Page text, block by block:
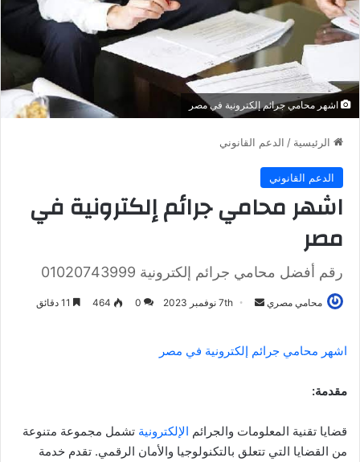
اشهر محامي جرائم إلكترونية في مصر
الرئيسية / الدعم القانوني
الدعم القانوني
اشهر محامي جرائم إلكترونية في
مصر
رقم أفضل محامي جرائم إلكترونية 01020743999
محامي مصري
أرسل 7th نوفمبر 2023 0
464
اشهر محامي جرائم إلكترونية في مصر
مقدمة:
قضايا تقنية المعلومات والجرائم الإلكترونية تشمل مجموعة متنوعة
من القضايا التي تتعلق بالتكنولوجيا والأمان الرقمي. تقدم خدمة